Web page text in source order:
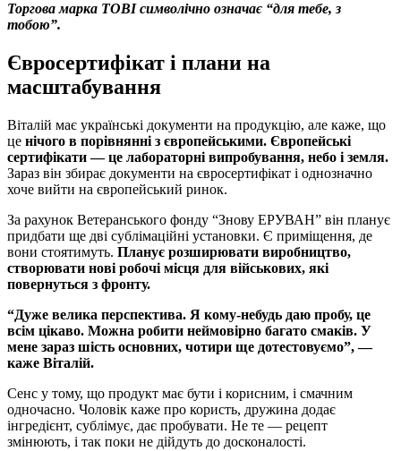
Торгова марка TOBI символічно означає “для тебе, з
тобою”.
Євросертифікат і плани на
масштабування
Віталій має українські документи на продукцію, але каже, що
це нічого в порівнянні з європейськими. Європейські
сертифікати — це лабораторні випробування, небо і земля.
Зараз він збирає документи на євросертифікат і однозначно
хоче вийти на європейський ринок.
За рахунок Ветеранського фонду “Знову ЕРУВАН” він планує
придбати ще дві сублімаційні установки. Є приміщення, де
вони стоятимуть. Планує розширювати виробництво,
створювати нові робочі місця для військових, які
повернуться з фронту.
“Дуже велика перспектива. Я кому-небудь даю пробу, це
всім цікаво. Можна робити неймовірно багато смаків. У
мене зараз шість основних, чотири ще дотестовуємо”, —
каже Віталій.
Сенс у тому, що продукт має бути і корисним, і смачним
одночасно. Чоловік каже про користь, дружина додає
інгредієнт, сублімує, дає пробувати. Не те — рецепт
змінюють, і так поки не дійдуть до досконалості.